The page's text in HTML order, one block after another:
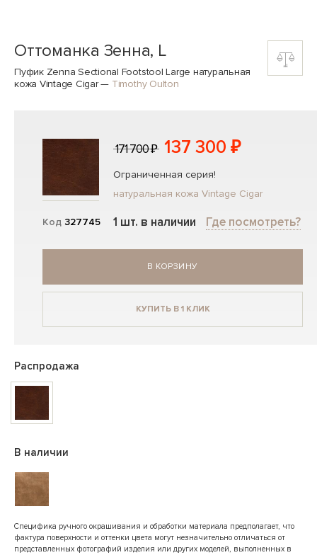
Оттоманка Зенна, L
Пуфик Zenna Sectional Footstool Large натуральная
кожа Vintage Cigar— Timothy Oulton
Код 327745
171 700 ₽ 137 300 ₽
Ограниченная серия!
натуральная кожа Vintage Cigar
1 шт. в наличии Где посмотреть?
В КОРЗИНУ
КУПИТЬ В 1 КЛИК
Распродажа
В наличии
Специфика ручного окрашивания и обработки материала предполагает, что
фактура поверхности и оттенки цвета могут незначительно отличаться от
представленных фотографий изделия или других моделей, выполненных в